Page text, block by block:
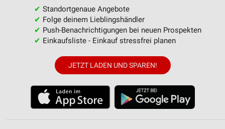
✔ Standortgenaue Angebote
✔ Folge deinem Lieblingshändler
✔ Push-Benachrichtigungen bei neuen Prospekten
✔ Einkaufsliste - Einkauf stressfrei planen
JETZT LADEN UND SPAREN!